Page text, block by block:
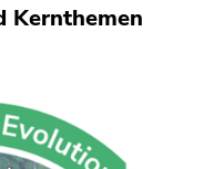
Kernthemen